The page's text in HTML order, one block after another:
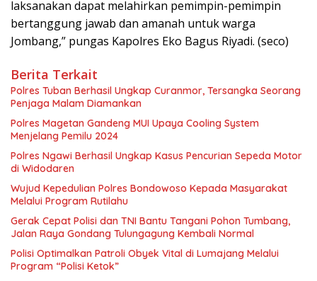
laksanakan dapat melahirkan pemimpin-pemimpin
bertanggung jawab dan amanah untuk warga
Jombang,” pungas Kapolres Eko Bagus Riyadi. (seco)
Berita Terkait
Polres Tuban Berhasil Ungkap Curanmor, Tersangka Seorang
Penjaga Malam Diamankan
Polres Magetan Gandeng MUI Upaya Cooling System
Menjelang Pemilu 2024
Polres Ngawi Berhasil Ungkap Kasus Pencurian Sepeda Motor
di Widodaren
Wujud Kepedulian Polres Bondowoso Kepada Masyarakat
Melalui Program Rutilahu
Gerak Cepat Polisi dan TNI Bantu Tangani Pohon Tumbang,
Jalan Raya Gondang Tulungagung Kembali Normal
Polisi Optimalkan Patroli Obyek Vital di Lumajang Melalui
Program “Polisi Ketok”